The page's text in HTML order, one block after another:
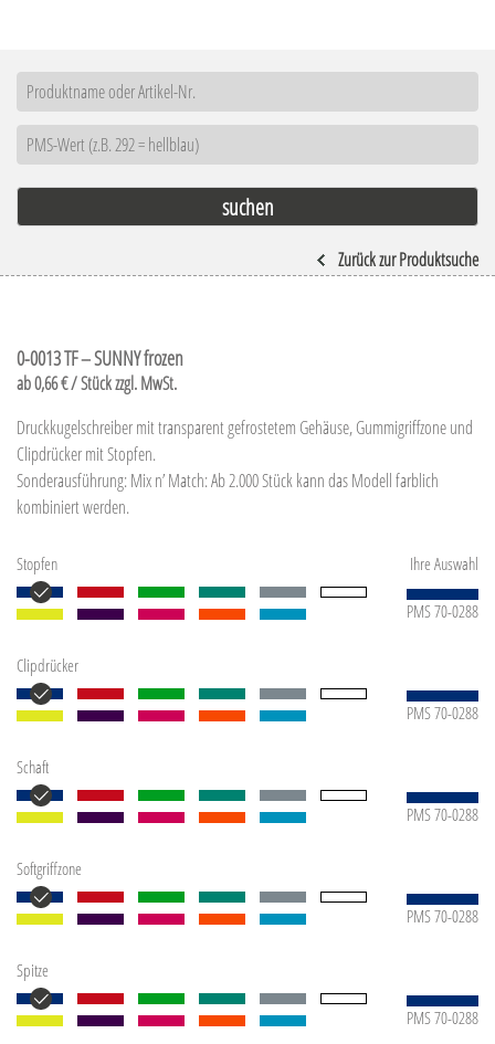
Zurück zur Produktsuche
0-0013 TF – SUNNY frozen
ab 0,66 € / Stück zzgl. MwSt.
Druckkugelschreiber mit transparent gefrostetem Gehäuse, Gummigriffzone und
Clipdrücker mit Stopfen.
Sonderausführung: Mix n’ Match: Ab 2.000 Stück kann das Modell farblich
kombiniert werden.
Ihre Auswahl
Stopfen
PMS 70-0288
Clipdrücker
PMS 70-0288
Schaft
PMS 70-0288
Softgriffzone
PMS 70-0288
Spitze
PMS 70-0288